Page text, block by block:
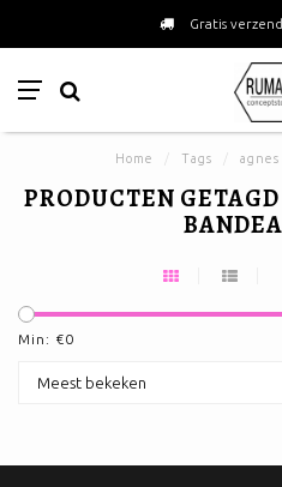
Gratis
Home Tags
PRODUCTEN
Min: €0